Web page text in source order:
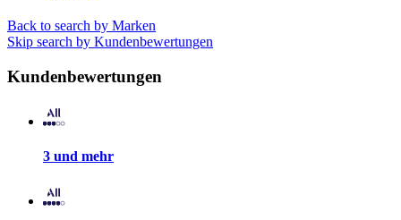
Back to search by Marken
Skip search by Kundenbewertungen
Kundenbewertungen
3 und mehr